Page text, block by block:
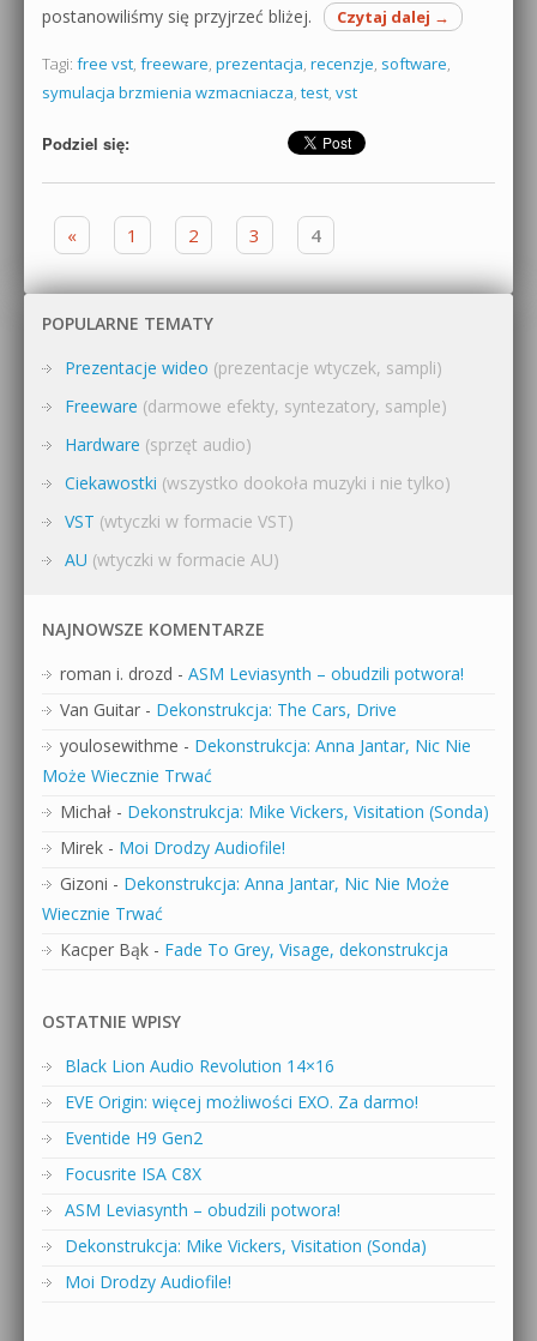
postanowiliśmy się przyjrzeć bliżej.
Czytaj dalej →
Tagi: free vst, freeware, prezentacja, recenzje, software,
symulacja brzmienia wzmacniacza, test, vst
Podziel się:
Zobacz wpisy
« 1 2 3 4
POPULARNE TEMATY
Prezentacje wideo (prezentacje wtyczek, sampli)
Freeware (darmowe efekty, syntezatory, sample)
Hardware (sprzęt audio)
Ciekawostki (wszystko dookoła muzyki i nie tylko)
VST (wtyczki w formacie VST)
AU (wtyczki w formacie AU)
NAJNOWSZE KOMENTARZE
roman i. drozd - ASM Leviasynth – obudzili potwora!
Van Guitar - Dekonstrukcja: The Cars, Drive
youlosewithme - Dekonstrukcja: Anna Jantar, Nic Nie
Może Wiecznie Trwać
Michał - Dekonstrukcja: Mike Vickers, Visitation (Sonda)
Mirek - Moi Drodzy Audiofile!
Gizoni - Dekonstrukcja: Anna Jantar, Nic Nie Może
Wiecznie Trwać
Kacper Bąk - Fade To Grey, Visage, dekonstrukcja
OSTATNIE WPISY
Black Lion Audio Revolution 14×16
EVE Origin: więcej możliwości EXO. Za darmo!
Eventide H9 Gen2
Focusrite ISA C8X
ASM Leviasynth – obudzili potwora!
Dekonstrukcja: Mike Vickers, Visitation (Sonda)
Moi Drodzy Audiofile!